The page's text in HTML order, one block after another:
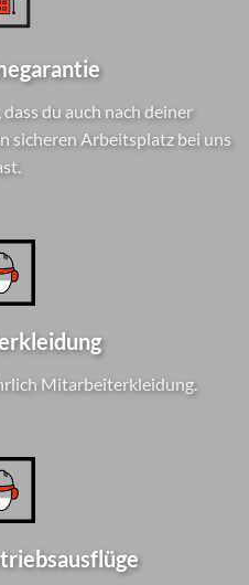
du auch nach deiner
sicheren Arbeitsplatz bei uns
Mitarbeiterkleidung.